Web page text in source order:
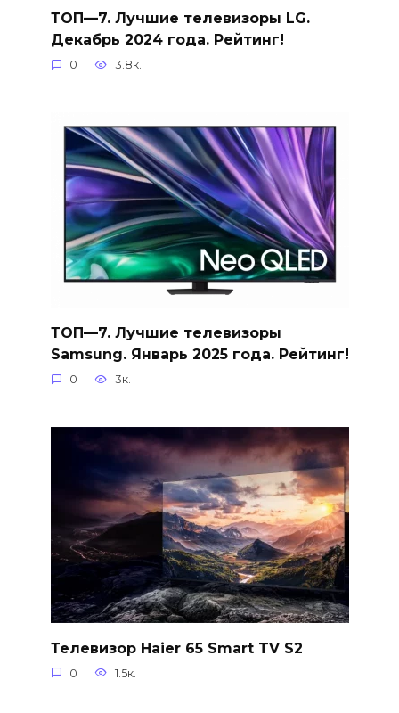
ТОП—7. Лучшие телевизоры LG.
Декабрь 2024 года. Рейтинг!
0 3.8к.
ТОП—7. Лучшие телевизоры
Samsung. Январь 2025 года. Рейтинг!
0 3к.
Телевизор Haier 65 Smart TV S2
0 1.5к.